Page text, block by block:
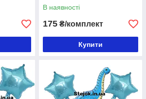
В наявності
175 ₴/комплект
Купити